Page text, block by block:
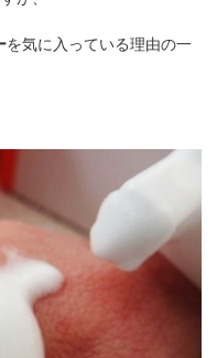
を気に入っている理由の一